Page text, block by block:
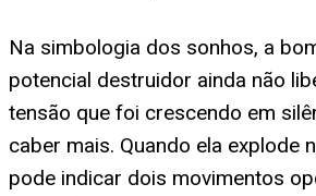
Na simbologia dos sonhos, a
potencial destruidor ainda não
tensão que foi crescendo em
caber mais. Quando ela explode
pode indicar dois movimentos